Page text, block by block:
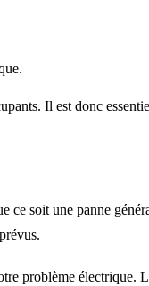
Il est donc
soit une panne
problème électrique.